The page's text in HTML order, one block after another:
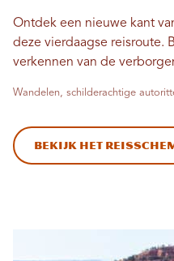
Ontdek een nieuwe kant
deze vierdaagse reisroute.
verkennen van de
Wandelen, schilderachtige
Bekijk het